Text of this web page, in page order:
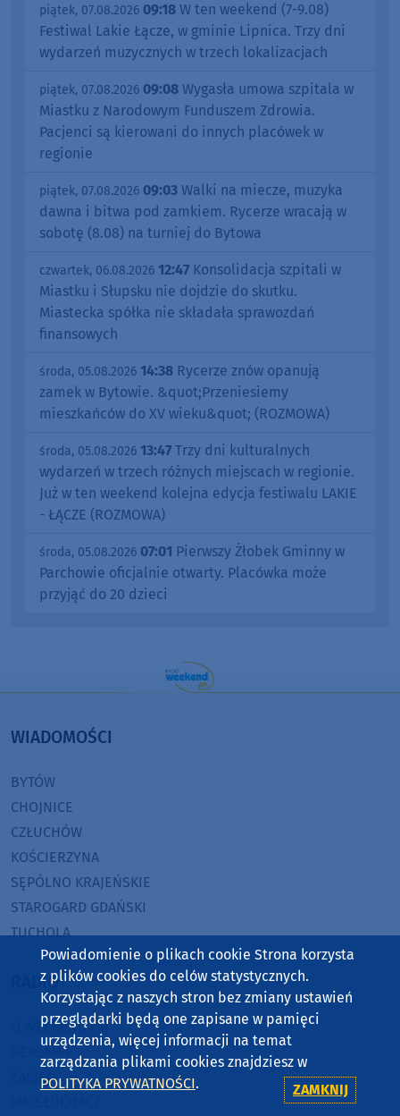
piątek, 07.08.2026 09:18 W ten weekend (7-9.08)
Festiwal Lakie Łącze, w gminie Lipnica. Trzy dni
wydarzeń muzycznych w trzech lokalizacjach
piątek, 07.08.2026 09:08 Wygasła umowa szpitala w
Miastku z Narodowym Funduszem Zdrowia.
Pacjenci są kierowani do innych placówek w
regionie
piątek, 07.08.2026 09:03 Walki na miecze, muzyka
dawna i bitwa pod zamkiem. Rycerze wracają w
sobotę (8.08) na turniej do Bytowa
czwartek, 06.08.2026 12:47 Konsolidacja szpitali w
Miastku i Słupsku nie dojdzie do skutku.
Miastecka spółka nie składała sprawozdań
finansowych
środa, 05.08.2026 14:38 Rycerze znów opanują
zamek w Bytowie. &quot;Przeniesiemy
mieszkańców do XV wieku&quot; (ROZMOWA)
środa, 05.08.2026 13:47 Trzy dni kulturalnych
wydarzeń w trzech różnych miejscach w regionie.
Już w ten weekend kolejna edycja festiwalu LAKIE
- ŁĄCZE (ROZMOWA)
środa, 05.08.2026 07:01 Pierwszy Żłobek Gminny w
Parchowie oficjalnie otwarty. Placówka może
przyjąć do 20 dzieci
WIADOMOŚCI
BYTÓW
CHOJNICE
CZŁUCHÓW
KOŚCIERZYNA
SĘPÓLNO KRAJEŃSKIE
STAROGARD GDAŃSKI
TUCHOLA
RADIO
O WEEKEND FM
REKLAMA
ZASIĘG
Powiadomienie o plikach cookie Strona korzysta
z plików cookies do celów statystycznych.
Korzystając z naszych stron bez zmiany ustawień
przeglądarki będą one zapisane w pamięci
urządzenia, więcej informacji na temat
zarządzania plikami cookies znajdziesz w
POLITYKA PRYWATNOŚCI. ZAMKNIJ